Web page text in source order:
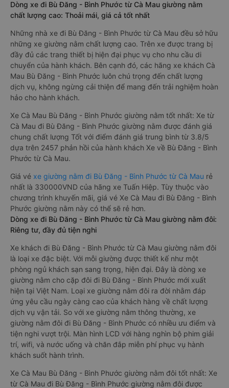
Dòng xe đi Bù Đăng - Bình Phước từ Cà Mau giường nằm
chất lượng cao: Thoải mái, giá cả tốt nhất
Những nhà xe đi Bù Đăng - Bình Phước từ Cà Mau đều sở hữu
những xe giường nằm chất lượng cao. Trên xe được trang bị
đầy đủ các trang thiết bị hiện đại phục vụ cho nhu cầu di
chuyển của hành khách. Bên cạnh đó, các hãng xe khách Cà
Mau Bù Đăng - Bình Phước luôn chú trọng đến chất lượng
dịch vụ, không ngừng cải thiện để mang đến trải nghiệm hoàn
hảo cho hành khách.
Xe Cà Mau Bù Đăng - Bình Phước giường nằm tốt nhất: Xe từ
Cà Mau đi Bù Đăng - Bình Phước giường nằm được đánh giá
chung chất lượng Tốt với điểm đánh giá trung bình từ 3.8/5
dựa trên 2457 phản hồi của hành khách Xe về Bù Đăng - Bình
Phước từ Cà Mau.
Giá vé xe giường nằm đi Bù Đăng - Bình Phước từ Cà Mau rẻ
nhất là 330000VND của hãng xe Tuấn Hiệp. Tùy thuộc vào
chương trình khuyến mãi, giá vé Xe Cà Mau đi Bù Đăng - Bình
Phước giường nằm này có thể sẽ rẻ hơn.
Dòng xe đi Bù Đăng - Bình Phước từ Cà Mau giường nằm đôi:
Riêng tư, đầy đủ tiện nghi
Xe khách đi Bù Đăng - Bình Phước từ Cà Mau giường nằm đôi
là loại xe đặc biệt. Với mỗi giường được thiết kế như một
phòng ngủ khách sạn sang trọng, hiện đại. Đây là dòng xe
giường nằm cho cặp đôi đi Bù Đăng - Bình Phước mới xuất
hiện tại Việt Nam. Loại xe giường nằm đôi ra đời nhằm đáp
ứng yêu cầu ngày càng cao của khách hàng về chất lượng
dịch vụ vận tải. So với xe giường nằm thông thường, xe
giường nằm đôi đi Bù Đăng - Bình Phước có nhiều ưu điểm và
tiện nghi vượt trội. Màn hình LCD với hàng nghìn bộ phim giải
trí, wifi, và nước uống và chăn đắp miễn phí phục vụ hành
khách suốt hành trình.
Xe Cà Mau Bù Đăng - Bình Phước giường nằm đôi tốt nhất: Xe
từ Cà Mau đi Bù Đăng - Bình Phước giường nằm đôi được